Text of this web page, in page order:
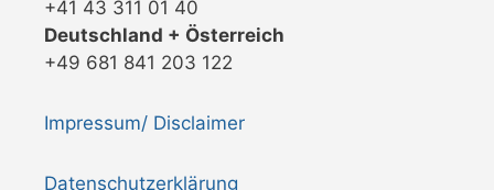
+41 43 311 01 40
Deutschland + Österreich
+49 681 841 203 122
Impressum/ Disclaimer
Datenschutzerklärung